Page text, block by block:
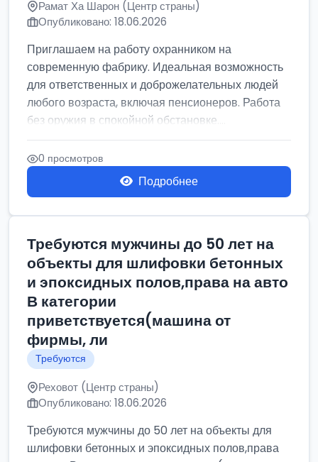
Рамат Ха Шарон (Центр страны)
Опубликовано: 18.06.2026
Приглашаем на работу охранником на
современную фабрику. Идеальная возможность
для ответственных и доброжелательных людей
любого возраста, включая пенсионеров. Работа
без оружия в спокойной обстановке....
0 просмотров
Подробнее
Требуются мужчины до 50 лет на
объекты для шлифовки бетонных
и эпоксидных полов,права на авто
В категории
приветствуется(машина от
фирмы, ли
Требуются
Реховот (Центр страны)
Опубликовано: 18.06.2026
Требуются мужчины до 50 лет на объекты для
шлифовки бетонных и эпоксидных полов,права